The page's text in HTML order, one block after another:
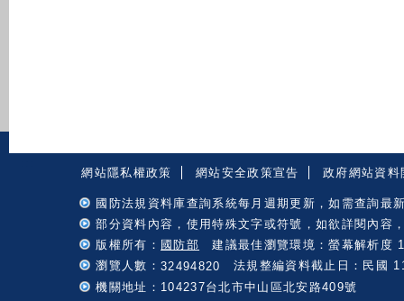
網站隱私權政策 網站安全政策宣告 政府網站資料
國防法規資料庫查詢系統每月週期更新，如需查詢最
部分資料內容，使用特殊文字或符號，如欲詳閱內容
版權所有： 國防部 建議最佳瀏覽環境：螢幕解析度
瀏覽人數：32494820
法規整編資料截止日：民國
機關地址：104237台北市中山區北安路409號